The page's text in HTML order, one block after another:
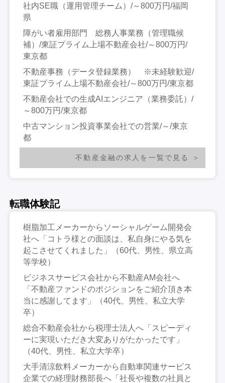
社内SE職（運用管理チーム）/～800万円/福岡
県
障がい者雇用部門 総務人事業務（管理職候
補）/東証プライム上場不動産会社/～800万円/
東京都
不動産事務（データ登録業務） ※未経験歓迎/
東証プライム上場不動産会社/～800万円/東京都
不動産会社での生成AIエンジニア（業務委託）/
～800万円/東京都
中古マンション投資事業会社での営業/～/東京
都
不動産金融の求人を一覧で見る
転職体験記
樹脂加工メーカーからソーシャルゲーム開発会
社へ「コトラ様との面談は、私自身にやる気を
起こさせてくれました」（60代、男性、県立高
等学校）
ビジネスサービス会社から不動産AM会社へ
「不動産ファンドのポジションをご紹介頂き本
当に感謝してます」（40代、男性、私立大学
卒）
総合不動産会社から税理士法人へ「スピーディ
ーに実現いただき大変ありがたかったです」
（40代、男性、私立大学卒）
大手清涼飲料メーカーから自動車関連サービス
企業での経理財務部長へ「社長や複数の社員と